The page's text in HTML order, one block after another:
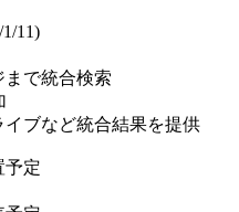
11)
まで統合検索
イブなど統合結果を提供
予定